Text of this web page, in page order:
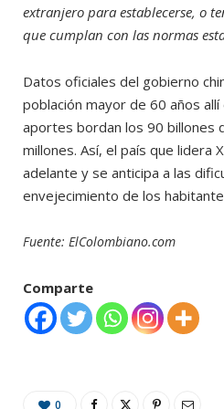
extranjero para establecerse, o
que cumplan con las normas
Datos oficiales del gobierno
población mayor de 60 años
aportes bordan los 90 billones
millones. Así, el país que lidera
adelante y se anticipa a las
envejecimiento de los
Fuente: ElColombiano.com
Comparte
0